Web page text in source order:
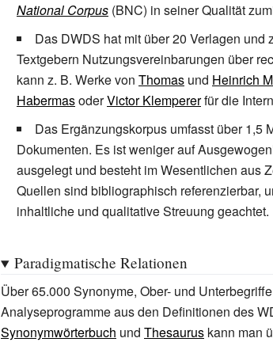
National Corpus (BNC) in seiner Qualität
Das DWDS hat mit über 20 Verlagen
Textgebern Nutzungsvereinbarungen über
kann z. B. Werke von Thomas und Heinrich
HabermasoderVictor Klempererfür die
Das Ergänzungskorpus umfasst über 1,5
Dokumenten. Es ist weniger auf
ausgelegt und besteht im Wesentlichen aus
Quellen sind bibliographisch referenzierbar,
inhaltliche und qualitative Streuung geachtet.
Paradigmatische Relationen
Über 65.000 Synonyme, Ober- und
Analyseprogramme aus den Definitionen des
Synonymwörterbuch und Thesaurus kann man